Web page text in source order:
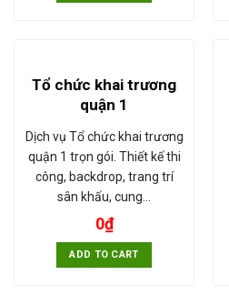
Tổ chức khai trương
quận 1
Dịch vụ Tổ chức khai trương
quận 1 trọn gói. Thiết kế thi
công, backdrop, trang trí
sân khấu, cung…
0₫
ADD TO CART